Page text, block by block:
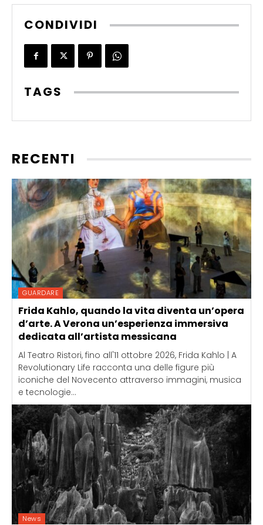
CONDIVIDI
TAGS
RECENTI
GUARDARE
Frida Kahlo, quando la vita diventa un’opera
d’arte. A Verona un’esperienza immersiva
dedicata all’artista messicana
Al Teatro Ristori, fino all'11 ottobre 2026, Frida Kahlo | A
Revolutionary Life racconta una delle figure più
iconiche del Novecento attraverso immagini, musica
e tecnologie...
News